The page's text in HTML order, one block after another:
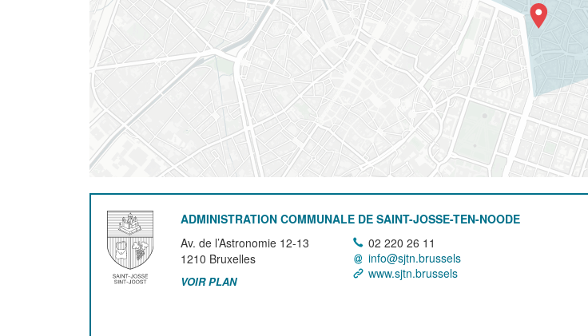
ADMINISTRATION COMMUNALE DE SAINT-JOSSE-TEN-NOODE
Av. de l’Astronomie 12-13
1210 Bruxelles
VOIR PLAN
02 220 26 11
info@sjtn.brussels
www.sjtn.brussels